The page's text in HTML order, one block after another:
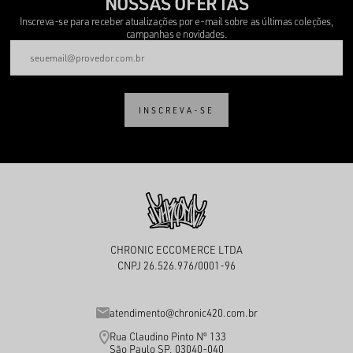
Inscreva-se para receber atualizações por e-mail sobre as últimas coleções,
campanhas e novidades.
INSCREVA-SE
CHRONIC ECCOMERCE LTDA
CNPJ 26.526.976/0001-96
atendimento@chronic420.com.br
Rua Claudino Pinto Nº 133
São Paulo SP, 03040-040